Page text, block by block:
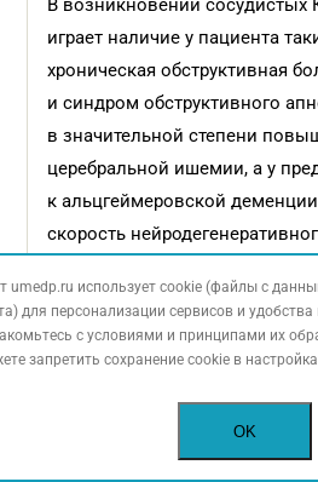
В возникновении
играет наличие у пациента
хроническая обструктивная
и синдром обструктивного
в значительной степени
церебральной ишемии, а у
к альцгеймеровской
скорость
СОАС оказывает негативное
и выраженность симптомов
umedp.ru использует cookie (файлы с
для персонализации сервисов и удобства
с условиями и принципами их
запретить сохранение cookie в
OK